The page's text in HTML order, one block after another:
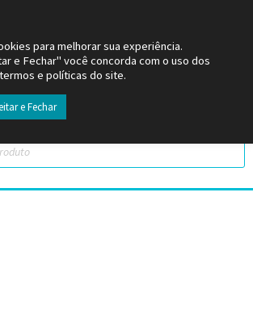
para melhorar sua experiência.
e Fechar" você concorda com o uso dos
e políticas do site.
e Fechar